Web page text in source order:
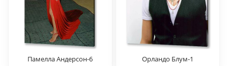
Памелла Андерсон-6 Орландо Блум-1